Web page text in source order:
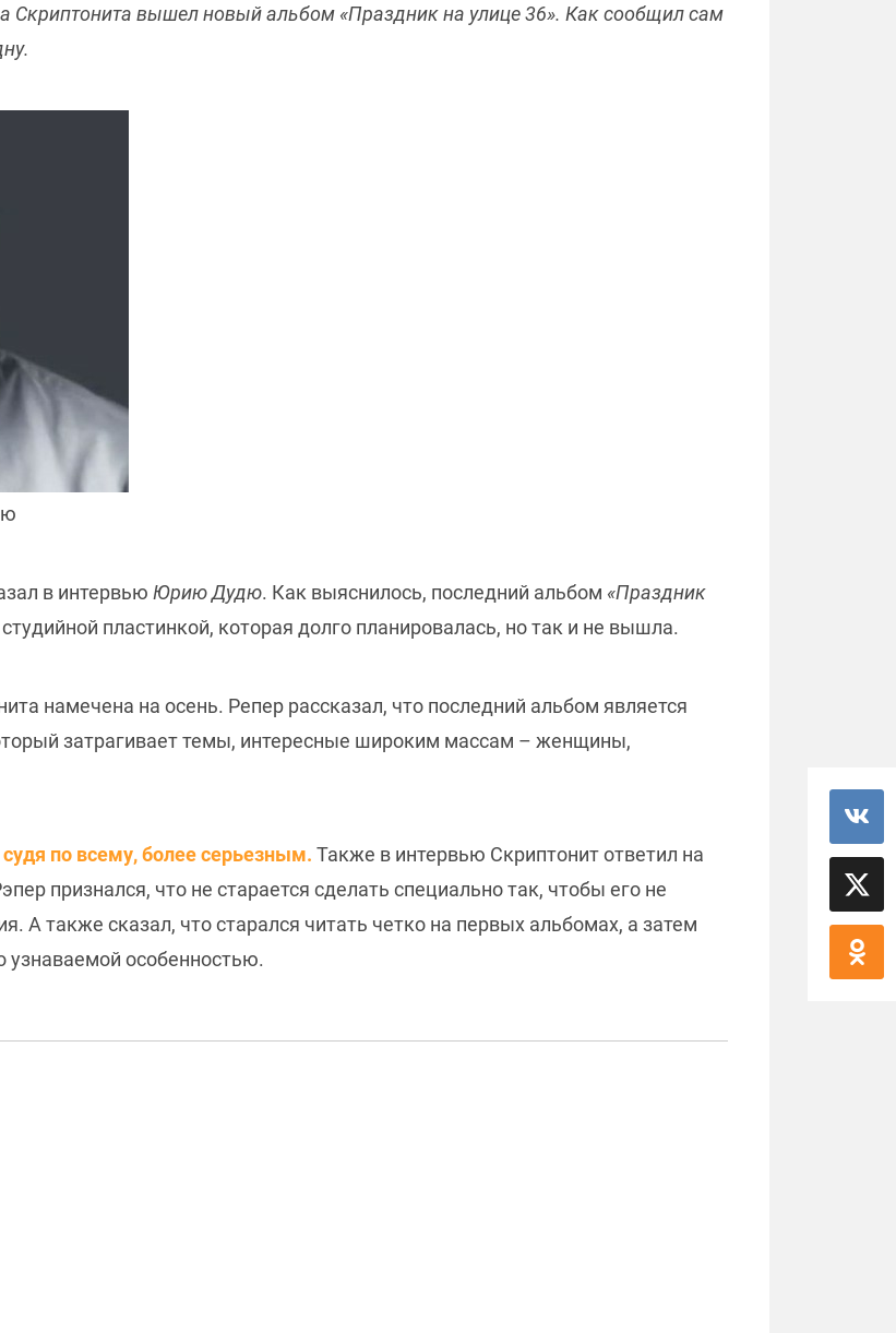
Скриптонита вышел новый альбом «Праздник на улице 36». Как сообщил сам
в интервью Юрию Дудю. Как выяснилось, последний альбом «Праздник
пластинкой, которая долго планировалась, но так и не вышла.
намечена на осень. Репер рассказал, что последний альбом является
затрагивает темы, интересные широким массам – женщины,
по всему, более серьезным. Также в интервью Скриптонит ответил на
признался, что не старается сделать специально так, чтобы его не
А также сказал, что старался читать четко на первых альбомах, а затем
узнаваемой особенностью.